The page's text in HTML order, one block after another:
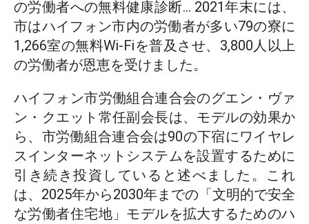
の労働者への無料健康診断... 2021年末には、
市はハイフォン市内の労働者が多い79の寮に
1,266室の無料Wi-Fiを普及させ、3,800人以上
の労働者が恩恵を受けました。
ハイフォン市労働組合連合会のグエン・ヴァ
ン・クエット常任副会長は、モデルの効果か
ら、市労働組合連合会は90の下宿にワイヤレ
スインターネットシステムを設置するために
引き続き投資していると述べました。これ
は、2025年から2030年までの「文明的で安全
な労働者住宅地」モデルを拡大するためのハ